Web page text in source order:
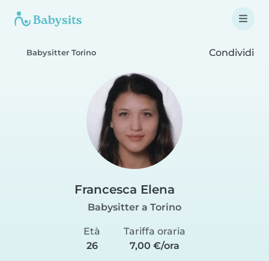
Babysitter Torino Condividi
Francesca Elena
Babysitter a Torino
Età
26
Tariffa oraria
7,00 €/ora